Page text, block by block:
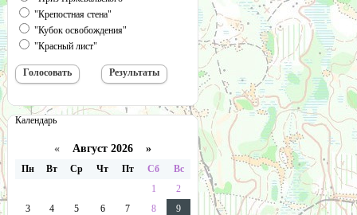
"Крепостная стена"
"Кубок освобождения"
"Красный лист"
Календарь
« Август 2026 »
Пн Вт Ср Чт Пт Сб
Вс
1
2
3
4 5 6 7 8
9